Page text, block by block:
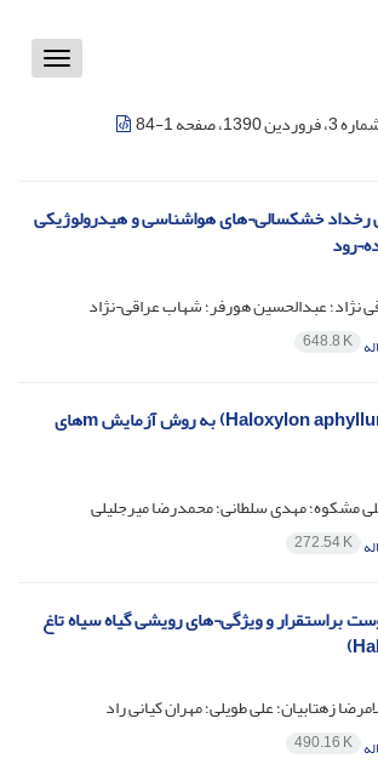
Toggle
رخداد خشکسالی¬های هواشناسی و هیدرولوژیکی
نژاد؛ عبدالحسین هورفر؛ شهاب عراقی¬نژاد
648.8 K
تعیین نیاز آبی تاغ (Haloxylon aphyllum) به روش آزمایش mهای
مشکوه؛ مهدی سلطانی؛ محمدرضا میرجلیلی
272.54 K
براستقرار و ویژگی¬های رویشی گیاه سیاه تاغ
زهتابیان؛ علی طویلی؛ مهران کیانی راد
490.16 K